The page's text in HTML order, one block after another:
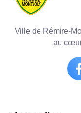
Ville de Rémire-
au